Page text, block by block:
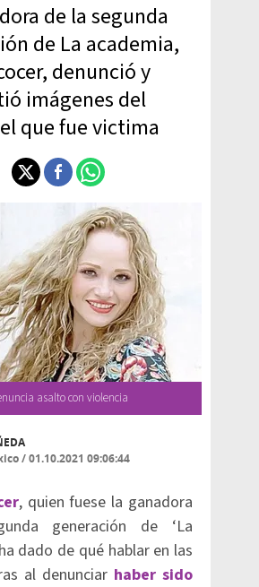
de la segunda
de La academia,
denunció y
imágenes del
que fue victima
asalto con violencia
/01.10.2021 09:06:44
, quien fuese la ganadora
generación de ‘La
dado de qué hablar en las
al denunciar haber sido